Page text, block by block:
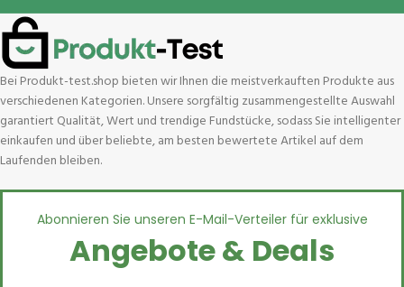
Bei Produkt-test.shop bieten wir Ihnen die meistverkauften Produkte aus
verschiedenen Kategorien. Unsere sorgfältig zusammengestellte Auswahl
garantiert Qualität, Wert und trendige Fundstücke, sodass Sie intelligenter
einkaufen und über beliebte, am besten bewertete Artikel auf dem
Laufenden bleiben.
Abonnieren Sie unseren E-Mail-Verteiler für exklusive
Angebote & Deals